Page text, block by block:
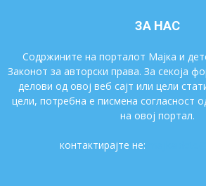
ЗА НАС
Содржините на порталот Мајка и
Законот за авторски права. За секоја
делови од овој веб сајт или цели
цели, потребна е писмена согласност
на овој портал.
контактирајте не: